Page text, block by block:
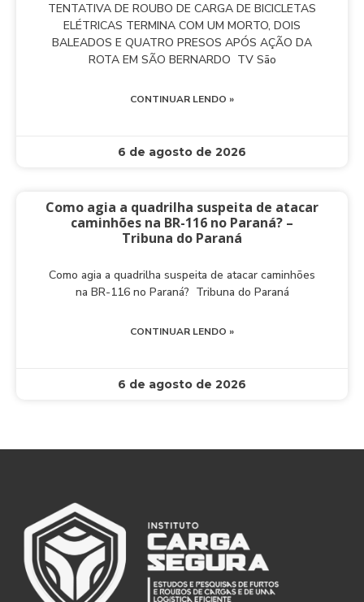
TENTATIVA DE ROUBO DE CARGA DE BICICLETAS
ELÉTRICAS TERMINA COM UM MORTO, DOIS
BALEADOS E QUATRO PRESOS APÓS AÇÃO DA
ROTA EM SÃO BERNARDO TV São
CONTINUAR LENDO »
6 de agosto de 2026
Como agia a quadrilha suspeita de atacar
caminhões na BR-116 no Paraná? –
Tribuna do Paraná
Como agia a quadrilha suspeita de atacar caminhões
na BR-116 no Paraná? Tribuna do Paraná
CONTINUAR LENDO »
6 de agosto de 2026